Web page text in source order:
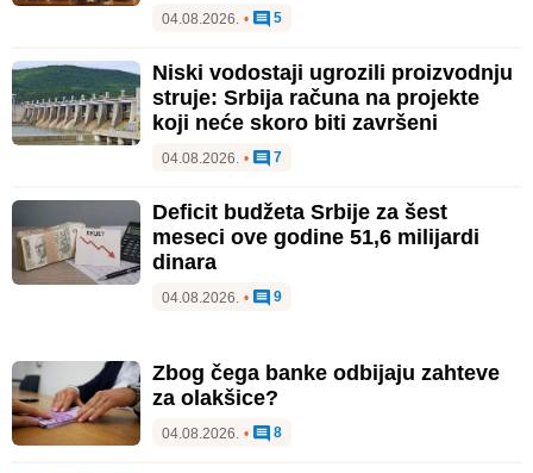
04.08.2026. • 5
Niski vodostaji ugrozili proizvodnju
struje: Srbija računa na projekte
koji neće skoro biti završeni
04.08.2026. • 7
Deficit budžeta Srbije za šest
meseci ove godine 51,6 milijardi
dinara
04.08.2026. • 9
Zbog čega banke odbijaju zahteve
za olakšice?
04.08.2026. • 8